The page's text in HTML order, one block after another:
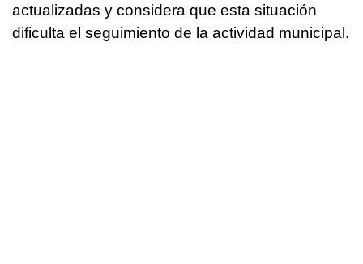
actualizadas y considera que esta situación
dificulta el seguimiento de la actividad municipal.